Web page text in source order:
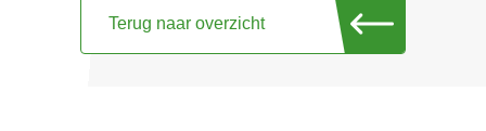
Terug naar overzicht